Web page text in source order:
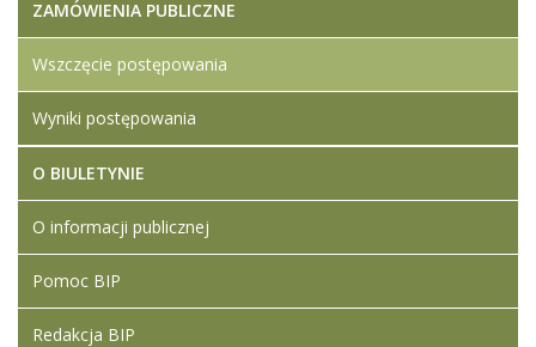
ZAMÓWIENIA PUBLICZNE
Wszczęcie postępowania
Wyniki postępowania
O BIULETYNIE
O informacji publicznej
Pomoc BIP
Redakcja BIP